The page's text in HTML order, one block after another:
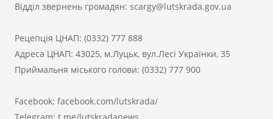
Відділ звернень громадян: scargy@lutskrada.gov.ua
Рецепція ЦНАП: (0332) 777 888
Адреса ЦНАП: 43025, м.Луцьк, вул.Лесі Українки, 35
Приймальня міського голови: (0332) 777 900
Facebook: facebook.com/lutskrada/